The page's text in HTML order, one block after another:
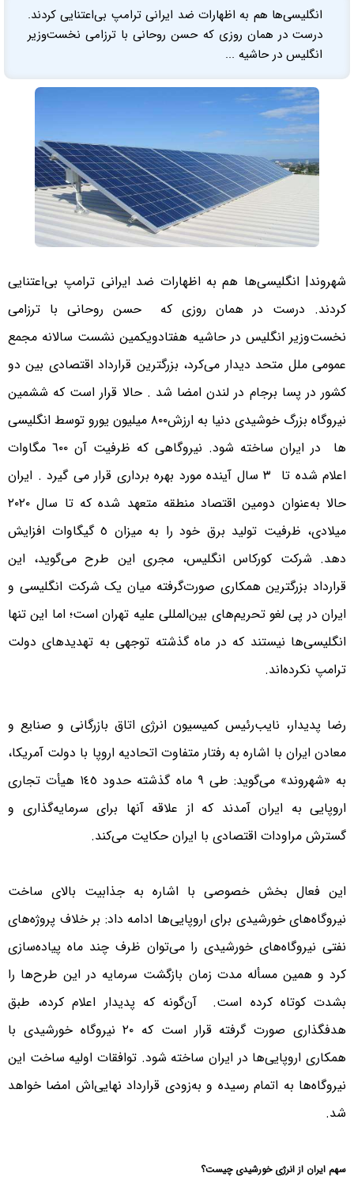
انگلیسی‌ها هم به اظهارات ضد ایرانی ترامپ بی‌اعتنایی کردند.
درست در همان روزی که حسن روحانی با ترزامی نخست‌وزیر
انگلیس در حاشیه ...
شهروند| انگلیسی‌ها هم به اظهارات ضد ایرانی ترامپ بی‌اعتنایی
کردند. درست در همان روزی که حسن روحانی با ترزامی
نخست‌وزیر انگلیس در حاشیه هفتادویکمین نشست سالانه مجمع
عمومی ملل متحد دیدار می‌کرد، بزرگترین قرارداد اقتصادی بین دو
کشور در پسا برجام در لندن امضا شد . حالا قرار است که ششمین
نیروگاه بزرگ خوشیدی دنیا به ارزش٨٠٠‌ میلیون یورو توسط انگلیسی
ها در ایران ساخته شود. نیروگاهی که ظرفیت آن ٦٠٠ مگاوات
اعلام شده تا ٣‌ سال آینده مورد بهره برداری قرار می گیرد . ایران
حالا به‌عنوان دومین اقتصاد منطقه متعهد شده که تا‌ سال ٢٠٢٠
میلادی، ظرفیت تولید برق خود را به میزان ٥ گیگاوات افزایش
دهد. شرکت کورکاس انگلیس، مجری این طرح می‌گوید، این
قرارداد بزرگترین همکاری صورت‌گرفته میان یک شرکت انگلیسی و
ایران در پی لغو تحریم‌های بین‌المللی علیه تهران است؛ اما این تنها
انگلیسی‌ها نیستند که در ماه گذشته توجهی به تهدید‌های دولت
ترامپ نکرده‌اند.
رضا پدیدار، نایب‌رئیس کمیسیون انرژی اتاق بازرگانی و صنایع و
معادن ایران با اشاره به رفتار متفاوت اتحادیه اروپا با دولت آمریکا،
به «شهروند» می‌گوید: طی ٩ ماه گذشته حدود ١٤٥ هیأت تجاری
اروپایی به ایران آمدند که از علاقه آنها برای سرمایه‌گذاری و
گسترش مراودات اقتصادی با ایران حکایت می‌کند.
این فعال بخش خصوصی با اشاره به جذابیت بالای ساخت
نیروگاه‌های خورشیدی برای اروپایی‌ها ادامه داد: بر خلاف پروژه‌های
نفتی نیروگاه‌های خورشیدی را می‌توان ظرف چند ماه پیاده‌سازی
کرد و همین مسأله مدت زمان بازگشت سرمایه در این طرح‌ها را
بشدت کوتاه کرده است. آن‌گونه که پدیدار اعلام کرده، طبق
هدفگذاری صورت گرفته قرار است که ٢٠ نیروگاه خورشیدی با
همکاری اروپایی‌ها در ایران ساخته شود. توافقات اولیه ساخت این
نیروگاه‌ها به اتمام رسیده و به‌زودی قرارداد نهایی‌اش امضا خواهد
شد.
سهم ایران از انرژی خورشیدی چیست؟